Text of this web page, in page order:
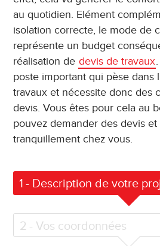
au quotidien. Elément
isolation correcte, le mode de
représente un budget
réalisation de devis de travaux
poste important qui pèse dans
travaux et nécessite donc des
devis. Vous êtes pour cela au
pouvez demander des devis
tranquillement chez vous.
1 - Description de votre
2 - Vos coordonnées